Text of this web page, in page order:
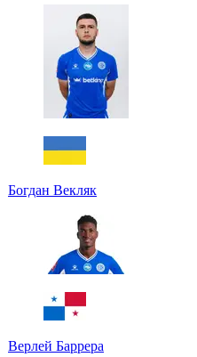
Богдан Векляк
Верлей Баррера